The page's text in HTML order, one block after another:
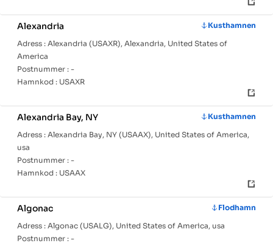
Alexandria
Kusthamnen
Adress : Alexandria (USAXR), Alexandria, United States of
America
Postnummer : -
Hamnkod : USAXR
Alexandria Bay, NY
Kusthamnen
Adress : Alexandria Bay, NY (USAAX), United States of America,
usa
Postnummer : -
Hamnkod : USAAX
Algonac
Flodhamn
Adress : Algonac (USALG), United States of America, usa
Postnummer : -